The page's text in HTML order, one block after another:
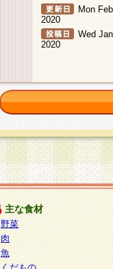
Mon
2020
Wed
2020
主な食材
野菜
肉
魚